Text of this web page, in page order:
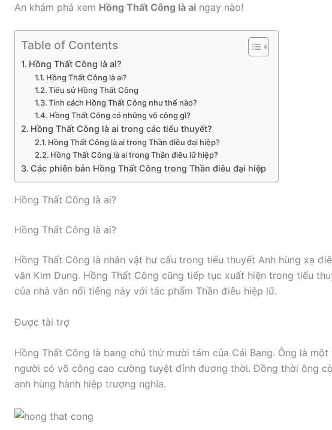
An khám phá xem Hồng Thất Công là ai ngay nào!
Table of Contents
Hồng Thất Công là ai?
Hồng Thất Công là ai?
Tiểu sử Hồng Thất Công
Tính cách Hồng Thất Công như thế nào?
Hồng Thất Công có những võ công gì?
Hồng Thất Công là ai trong các tiểu thuyết?
Hồng Thất Công là ai trong Thần điêu đại hiệp?
Hồng Thất Công là ai trong Thần điêu lữ hiệp?
Các phiên bản Hồng Thất Công trong Thần điêu đại hiệp
Hồng Thất Công là ai?
Hồng Thất Công là ai?
Hồng Thất Công là nhân vật hư cấu trong tiểu thuyết Anh hùng xạ
văn Kim Dung. Hồng Thất Công cũng tiếp tục xuất hiện trong tiểu
của nhà văn nổi tiếng này với tác phẩm Thần điêu hiệp lữ.
Được tài trợ
Hồng Thất Công là bang chủ thứ mười tám của Cái Bang. Ông là
người có võ công cao cường tuyệt đỉnh đương thời. Đồng thời ông
anh hùng hành hiệp trượng nghĩa.